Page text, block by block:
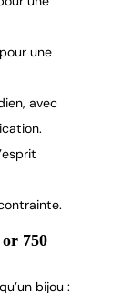
une
avec
750
bijou :